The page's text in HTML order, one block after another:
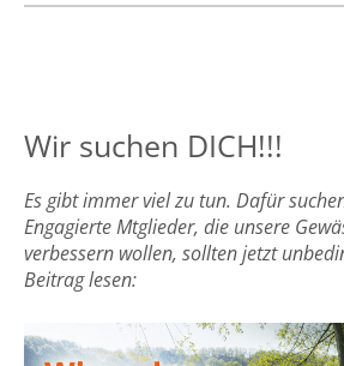
Wir suchen DICH!!!
Es gibt immer viel zu tun. Dafür
Engagierte Mtglieder, die unsere
verbessern wollen, sollten jetzt
Beitrag lesen: